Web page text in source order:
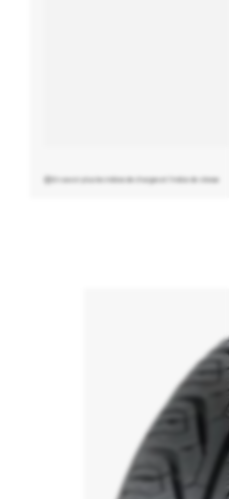
En savoir plus les indices de charges et l'indice de vitesse